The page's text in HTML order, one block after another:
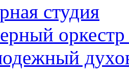
студия
оркестр